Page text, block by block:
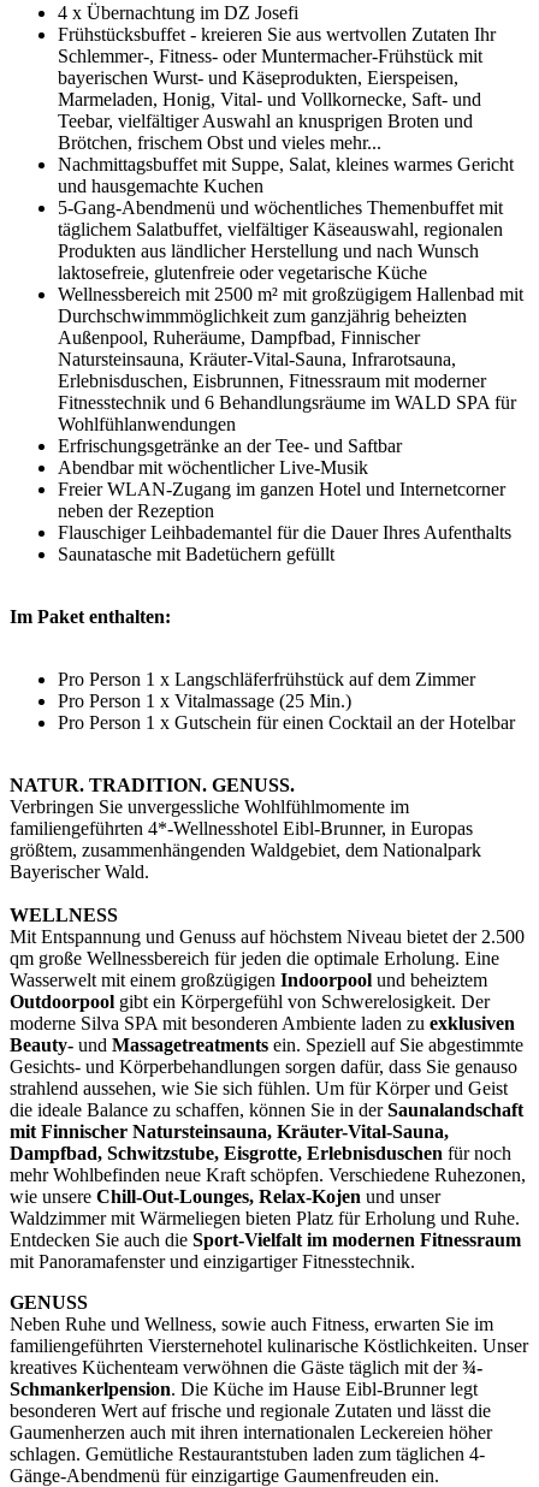
4 x Übernachtung im DZ Josefi
Frühstücksbuffet - kreieren Sie aus wertvollen Zutaten Ihr
Schlemmer-, Fitness- oder Muntermacher-Frühstück mit
bayerischen Wurst- und Käseprodukten, Eierspeisen,
Marmeladen, Honig, Vital- und Vollkornecke, Saft- und
Teebar, vielfältiger Auswahl an knusprigen Broten und
Brötchen, frischem Obst und vieles mehr...
Nachmittagsbuffet mit Suppe, Salat, kleines warmes Gericht
und hausgemachte Kuchen
5-Gang-Abendmenü und wöchentliches Themenbuffet mit
täglichem Salatbuffet, vielfältiger Käseauswahl, regionalen
Produkten aus ländlicher Herstellung und nach Wunsch
laktosefreie, glutenfreie oder vegetarische Küche
Wellnessbereich mit 2500 m² mit großzügigem Hallenbad mit
Durchschwimmmöglichkeit zum ganzjährig beheizten
Außenpool, Ruheräume, Dampfbad, Finnischer
Natursteinsauna, Kräuter-Vital-Sauna, Infrarotsauna,
Erlebnisduschen, Eisbrunnen, Fitnessraum mit moderner
Fitnesstechnik und 6 Behandlungsräume im WALD SPA für
Wohlfühlanwendungen
Erfrischungsgetränke an der Tee- und Saftbar
Abendbar mit wöchentlicher Live-Musik
Freier WLAN-Zugang im ganzen Hotel und Internetcorner
neben der Rezeption
Flauschiger Leihbademantel für die Dauer Ihres Aufenthalts
Saunatasche mit Badetüchern gefüllt
Im Paket enthalten:
Pro Person 1 x Langschläferfrühstück auf dem Zimmer
Pro Person 1 x Vitalmassage (25 Min.)
Pro Person 1 x Gutschein für einen Cocktail an der Hotelbar
NATUR. TRADITION. GENUSS.
Verbringen Sie unvergessliche Wohlfühlmomente im
familiengeführten 4*-Wellnesshotel Eibl-Brunner, in Europas
größtem, zusammenhängenden Waldgebiet, dem Nationalpark
Bayerischer Wald.
WELLNESS
Mit Entspannung und Genuss auf höchstem Niveau bietet der 2.500
qm große Wellnessbereich für jeden die optimale Erholung. Eine
Wasserwelt mit einem großzügigen Indoorpool und beheiztem
Outdoorpool gibt ein Körpergefühl von Schwerelosigkeit. Der
moderne Silva SPA mit besonderen Ambiente laden zu exklusiven
Beauty- und Massagetreatments ein. Speziell auf Sie abgestimmte
Gesichts- und Körperbehandlungen sorgen dafür, dass Sie genauso
strahlend aussehen, wie Sie sich fühlen. Um für Körper und Geist
die ideale Balance zu schaffen, können Sie in derSaunalandschaft
mit Finnischer Natursteinsauna, Kräuter-Vital-Sauna,
Dampfbad, Schwitzstube, Eisgrotte, Erlebnisduschen für noch
mehr Wohlbefinden neue Kraft schöpfen. Verschiedene Ruhezonen,
wie unsere Chill-Out-Lounges, Relax-Kojen und unser
Waldzimmer mit Wärmeliegen bieten Platz für Erholung und Ruhe.
Entdecken Sie auch die Sport-Vielfalt im modernen Fitnessraum
mit Panoramafenster und einzigartiger Fitnesstechnik.
GENUSS
Neben Ruhe und Wellness, sowie auch Fitness, erwarten Sie im
familiengeführten Viersternehotel kulinarische Köstlichkeiten. Unser
kreatives Küchenteam verwöhnen die Gäste täglich mit der¾-
Schmankerlpension. Die Küche im Hause Eibl-Brunner legt
besonderen Wert auf frische und regionale Zutaten und lässt die
Gaumenherzen auch mit ihren internationalen Leckereien höher
schlagen. Gemütliche Restaurantstuben laden zum täglichen 4-
Gänge-Abendmenü für einzigartige Gaumenfreuden ein.